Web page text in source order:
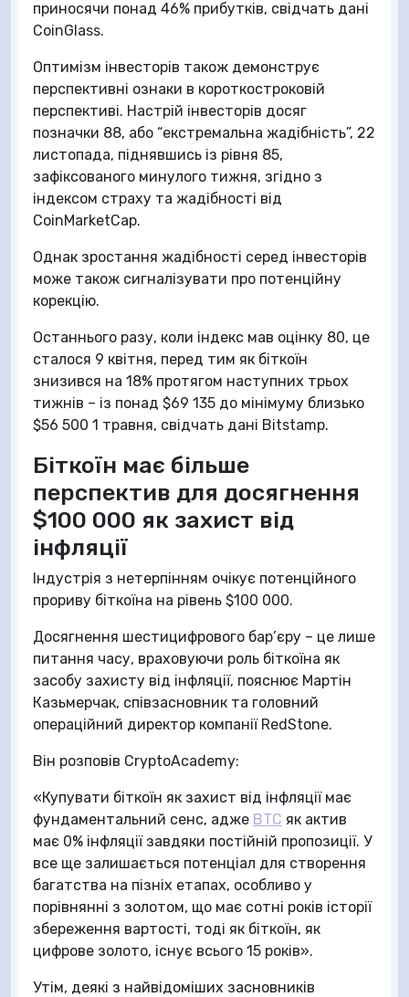
приносячи понад 46% прибутків, свідчать дані
CoinGlass.
Оптимізм інвесторів також демонструє
перспективні ознаки в короткостроковій
перспективі. Настрій інвесторів досяг
позначки 88, або “екстремальна жадібність”, 22
листопада, піднявшись із рівня 85,
зафіксованого минулого тижня, згідно з
індексом страху та жадібності від
CoinMarketCap.
Однак зростання жадібності серед інвесторів
може також сигналізувати про потенційну
корекцію.
Останнього разу, коли індекс мав оцінку 80, це
сталося 9 квітня, перед тим як біткоїн
знизився на 18% протягом наступних трьох
тижнів – із понад $69 135 до мінімуму близько
$56 500 1 травня, свідчать дані Bitstamp.
Біткоїн має більше
перспектив для досягнення
$100 000 як захист від
інфляції
Індустрія з нетерпінням очікує потенційного
прориву біткоїна на рівень $100 000.
Досягнення шестицифрового бар’єру – це лише
питання часу, враховуючи роль біткоїна як
засобу захисту від інфляції, пояснює Мартін
Казьмерчак, співзасновник та головний
операційний директор компанії RedStone.
Він розповів CryptoAcademy:
«Купувати біткоїн як захист від інфляції має
фундаментальний сенс, адже BTC як актив
має 0% інфляції завдяки постійній пропозиції. У
все ще залишається потенціал для створення
багатства на пізніх етапах, особливо у
порівнянні з золотом, що має сотні років історії
збереження вартості, тоді як біткоїн, як
цифрове золото, існує всього 15 років».
Утім, деякі з найвідоміших засновників